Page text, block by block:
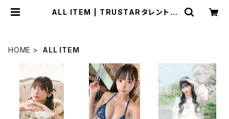
ALL ITEM | TRUSTARタレントグ
HOME ALL ITEM